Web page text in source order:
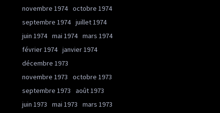
novembre 1974 octobre 1974
septembre 1974 juillet 1974
juin 1974 mai 1974 mars 1974
février 1974 janvier 1974
décembre 1973
novembre 1973
octobre 1973
septembre 1973
août 1973
juin 1973
mai 1973
mars 1973